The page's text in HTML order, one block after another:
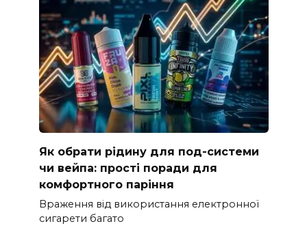
Як обрати рідину для под-системи
чи вейпа: прості поради для
комфортного паріння
Враження від використання електронної
сигарети багато